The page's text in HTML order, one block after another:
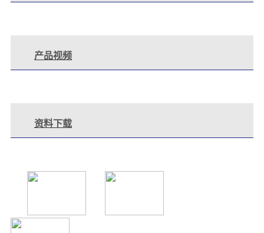
产品视频
资料下载